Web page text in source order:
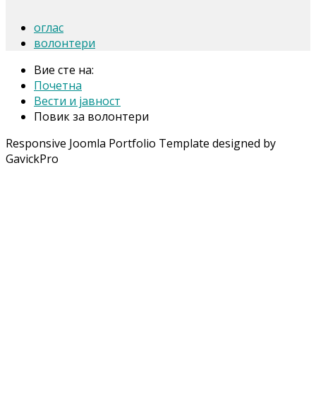
оглас
волонтери
Вие сте на:
Почетна
Вести и јавност
Повик за волонтери
Responsive Joomla Portfolio Template designed by
GavickPro